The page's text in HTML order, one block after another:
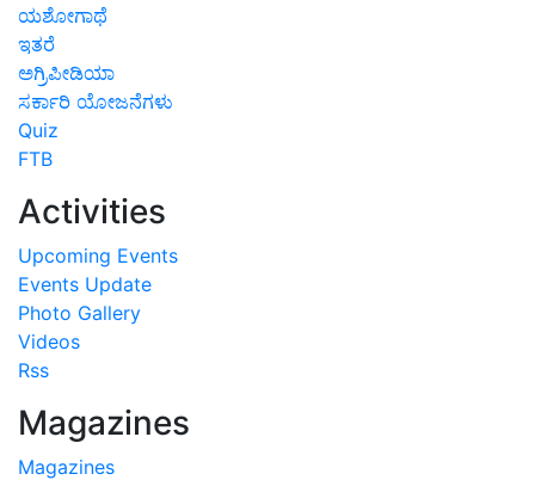
ಯಶೋಗಾಥೆ
ಇತರೆ
ಅಗ್ರಿಪೀಡಿಯಾ
ಸರ್ಕಾರಿ ಯೋಜನೆಗಳು
Quiz
FTB
Activities
Upcoming Events
Events Update
Photo Gallery
Videos
Rss
Magazines
Magazines